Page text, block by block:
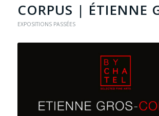
CORPUS | ÉTIENNE
EXPOSITIONS PASSÉES